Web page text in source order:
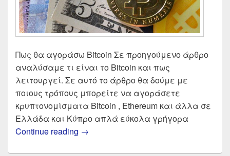
Πως θα αγοράσω Bitcoin Σε προηγούμενο άρθρο
αναλύσαμε τι είναι το Bitcoin και πως
λειτουργεί. Σε αυτό το άρθρο θα δούμε με
ποιους τρόπους μπορείτε να αγοράσετε
κρυπτονομίσματα Bitcoin , Ethereum και άλλα σε
Ελλάδα και Κύπρο απλά εύκολα γρήγορα
Continue reading Αγορά Bitcoin 2025 | Σύγκριση
→